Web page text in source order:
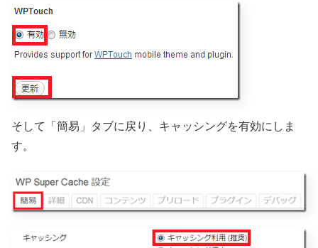
そして「簡易」タブに戻り、キャッシングを有効にしま
す。